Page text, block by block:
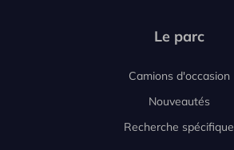
Le parc
Camions d'occasion
Nouveautés
Recherche spécifique